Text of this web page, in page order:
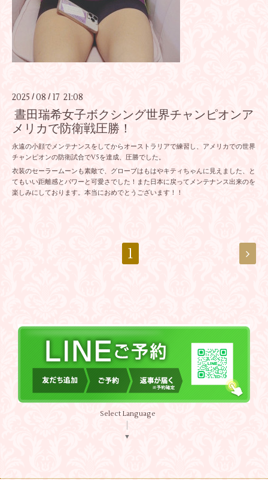
2025 / 08 / 17 21:08
晝田瑞希女子ボクシング世界チャンピオンア
メリカで防衛戦圧勝！
永遠の小顔でメンテナンスをしてからオーストラリアで練習し、アメリカでの世界
チャンピオンの防衛試合でV5を達成、圧勝でした。
衣装のセーラームーンも素敵で、グローブはもはやキティちゃんに見えました、と
てもいい距離感とパワーと可愛さでした！また日本に戻ってメンテナンス出来のを
楽しみにしております。本当におめでとうございます！！
1
Select Language
▼